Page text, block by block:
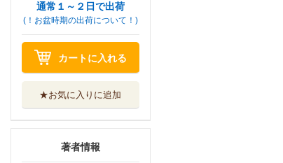
通常１～２日で出荷
(！お盆時期の出荷について！)
カートに入れる
★お気に入りに追加
著者情報